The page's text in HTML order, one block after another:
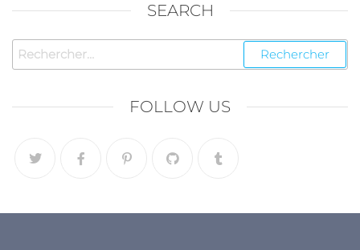
SEARCH
FOLLOW US